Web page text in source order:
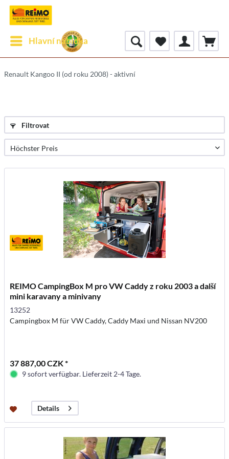
Hlavní nabídka
Renault Kangoo II (od roku 2008) - aktivní
Filtrovat
REIMO CampingBox M pro VW Caddy z roku 2003 a další
mini karavany a minivany
13252
Campingbox M für VW Caddy, Caddy Maxi und Nissan NV200
37 887,00 CZK *
9 sofort verfügbar. Lieferzeit 2-4 Tage.
Details